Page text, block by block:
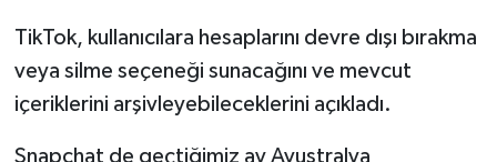
TikTok, kullanıcılara hesaplarını devre dışı bırakma
veya silme seçeneği sunacağını ve mevcut
içeriklerini arşivleyebileceklerini açıkladı.
Snapchat de geçtiğimiz ay Avustralya